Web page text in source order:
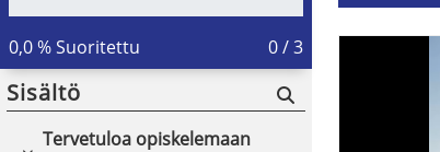
0,0 % Suoritettu 0 / 3
Sisältö
Tervetuloa opiskelemaan